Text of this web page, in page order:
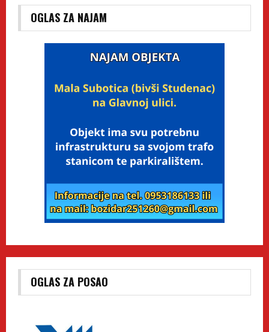
OGLAS ZA NAJAM
OGLAS ZA POSAO